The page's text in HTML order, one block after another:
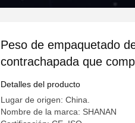
Peso de empaquetado
contrachapada que
máxima ±1g de la
Detalles del producto
Lugar de origen: China.
Nombre de la marca: SHANAN